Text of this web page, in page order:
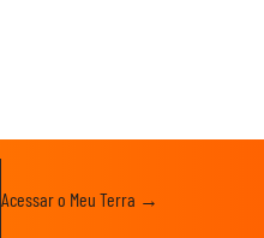
Acessar o Meu Terra →